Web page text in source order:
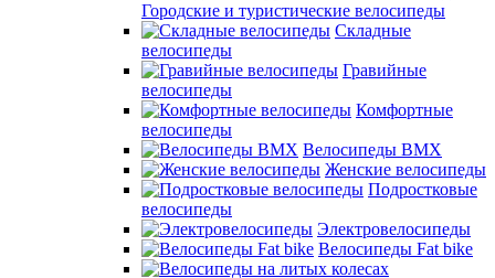
Городские и туристические велосипеды
Складные
велосипеды
Гравийные
велосипеды
Комфортные
велосипеды
Велосипеды BMX
Женские велосипеды
Подростковые
велосипеды
Электровелосипеды
Велосипеды Fat bike